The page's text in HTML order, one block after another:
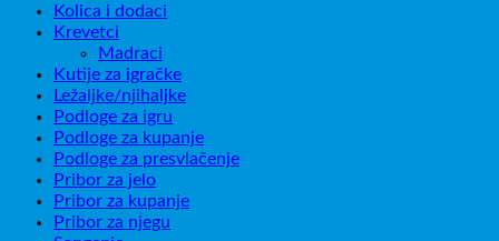
Kolica i dodaci
Krevetci
Madraci
Kutije za igračke
Ležaljke/njihaljke
Podloge za igru
Podloge za kupanje
Podloge za presvlačenje
Pribor za jelo
Pribor za kupanje
Pribor za njegu